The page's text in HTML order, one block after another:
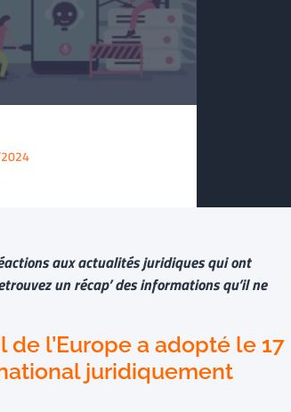
aux actualités juridiques qui ont
un récap’ des informations qu’il ne
l’Europe a adopté le 17
juridiquement